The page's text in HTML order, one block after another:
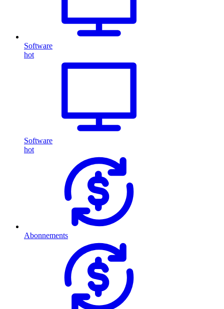
Software
hot
Software
hot
Abonnements